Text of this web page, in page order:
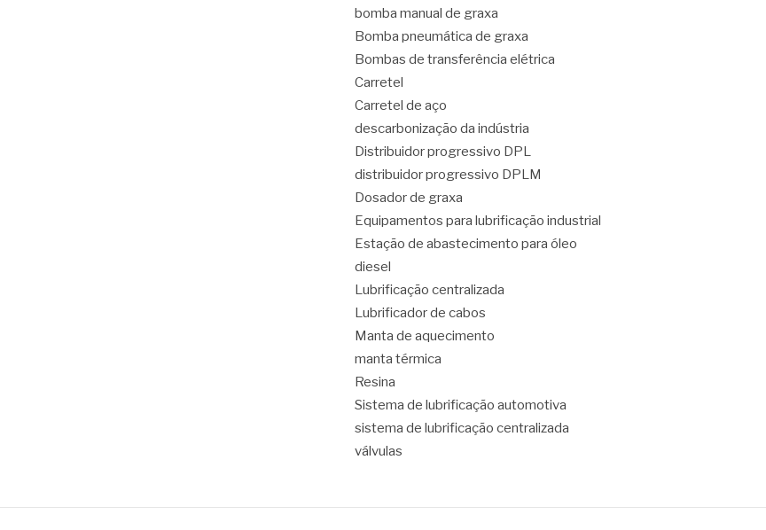
bomba manual de graxa
Bomba pneumática de graxa
Bombas de transferência elétrica
Carretel
Carretel de aço
descarbonização da indústria
Distribuidor progressivo DPL
distribuidor progressivo DPLM
Dosador de graxa
Equipamentos para lubrificação industrial
Estação de abastecimento para óleo
diesel
Lubrificação centralizada
Lubrificador de cabos
Manta de aquecimento
manta térmica
Resina
Sistema de lubrificação automotiva
sistema de lubrificação centralizada
válvulas